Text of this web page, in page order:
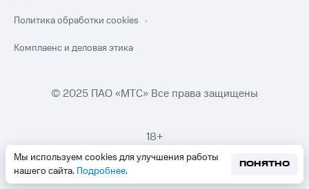
Мы используем cookies для улучшения работы
нашего сайта. Подробнее.
ПОНЯТНО
Политика обработки cookies
Комплаенс и деловая этика
© 2025 ПАО «МТС» Все права защищены
18+